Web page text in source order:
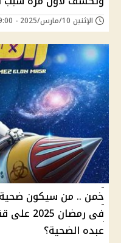
الإثنين 10/مارس/2025 - 09:00 ص
خمن .. من سيكون ضحية
عبده الضحية؟